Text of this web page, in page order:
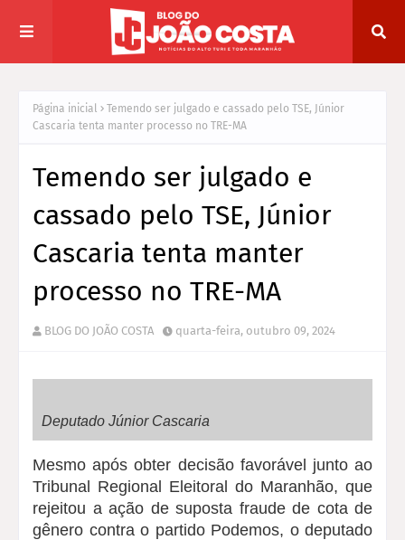
Página inicial
Temendo ser julgado e cassado pelo TSE, Júnior
Cascaria tenta manter processo no TRE-MA
Temendo ser julgado e
cassado pelo TSE, Júnior
Cascaria tenta manter
processo no TRE-MA
BLOG DO JOÃO COSTA quarta-feira, outubro 09, 2024
Deputado Júnior Cascaria
Mesmo após obter decisão favorável junto ao
Tribunal Regional Eleitoral do Maranhão, que
rejeitou a ação de suposta fraude de cota de
gênero contra o partido Podemos, o deputado